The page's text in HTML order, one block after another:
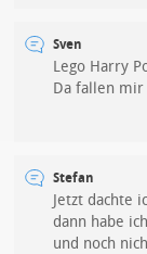
Sven
Lego Harry
Da fallen mir
Stefan
Jetzt dachte
dann habe
und noch